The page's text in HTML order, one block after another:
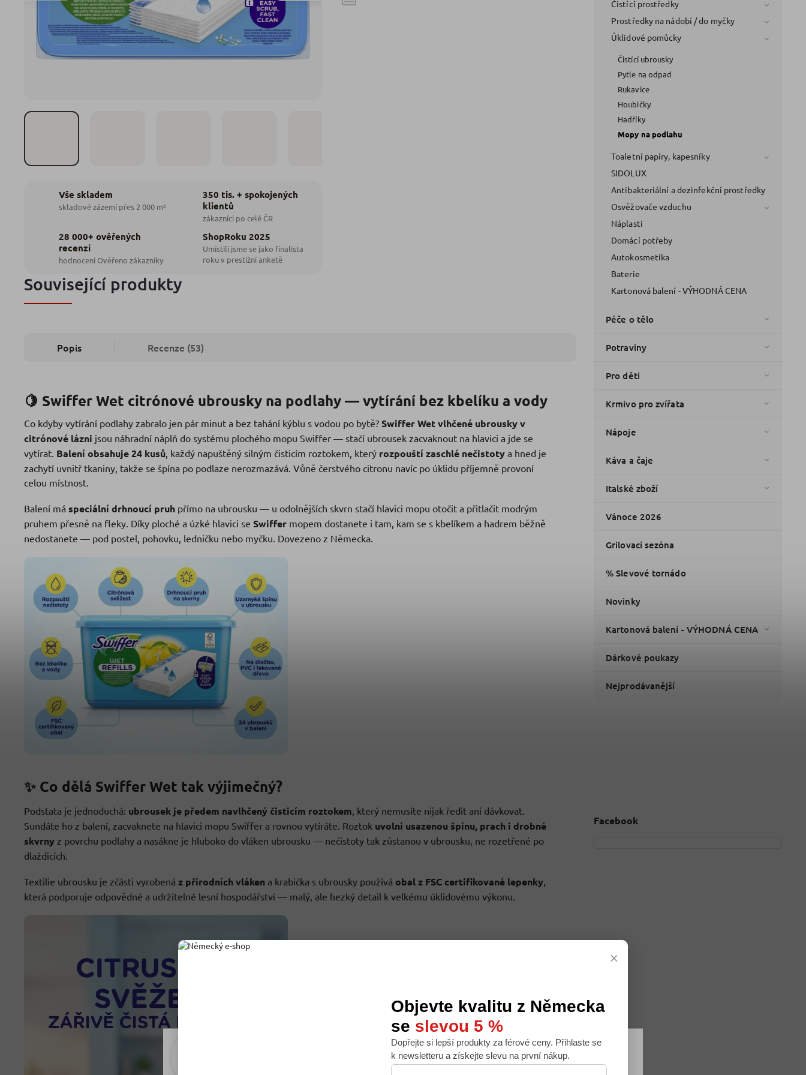
Rádi vám upravujeme nabídku na míru, ale abychom to zvládli, používáme k
tomu soubory cookie. Používáním tohoto webu s tím souhlasíte.
Souhlasím
Čistící prostředky
Prostředky na nádobí / do myčky
Úklidové pomůcky
Čistící ubrousky
Pytle na odpad
Rukavice
Houbičky
Hadříky
Mopy na podlahu
Toaletní papíry, kapesníky
SIDOLUX
Antibakteriální a dezinfekční prostředky
Osvěžovače vzduchu
Náplasti
Domácí potřeby
Autokosmetika
Baterie
Kartonová balení - VÝHODNÁ CENA
Péče o tělo
Potraviny
Pro děti
Krmivo pro zvířata
Nápoje
Káva a čaje
Italské zboží
Vánoce 2026
Grilovací sezóna
% Slevové tornádo
Novinky
Kartonová balení - VÝHODNÁ CENA
Dárkové poukazy
Nejprodávanější
Facebook
Vše skladem
skladové zázemí přes 2 000 m²
350 tis. + spokojených
klientů
zákazníci po celé ČR
28 000+ ověřených
recenzí
hodnocení Ověřeno zákazníky
ShopRoku 2025
Umístili jsme se jako finalista
roku v prestižní anketě
Související produkty
Popis Recenze (53)
🍋 Swiffer Wet citrónové ubrousky na podlahy — vytírání bez kbelíku a vody
Co kdyby vytírání podlahy zabralo jen pár minut a bez tahání kýblu s vodou po bytě? Swiffer Wet vlhčené ubrousky v
citrónové lázni jsou náhradní náplň do systému plochého mopu Swiffer — stačí ubrousek zacvaknout na hlavici a jde se
vytírat. Balení obsahuje 24 kusů , každý napuštěný silným čisticím roztokem, který rozpouští zaschlé nečistoty a hned je
zachytí uvnitř tkaniny, takže se špína po podlaze nerozmazává. Vůně čerstvého citronu navíc po úklidu příjemně provoní
celou místnost.
Balení má speciální drhnoucí pruh přímo na ubrousku — u odolnějších skvrn stačí hlavici mopu otočit a přitlačit modrým
pruhem přesně na fleky. Díky ploché a úzké hlavici se Swiffer mopem dostanete i tam, kam se s kbelíkem a hadrem běžně
nedostanete — pod postel, pohovku, ledničku nebo myčku. Dovezeno z Německa.
✨ Co dělá Swiffer Wet tak výjimečný?
Podstata je jednoduchá: ubrousek je předem navlhčený čisticím roztokem , který nemusíte nijak ředit ani dávkovat.
Sundáte ho z balení, zacvaknete na hlavici mopu Swiffer a rovnou vytíráte. Roztok uvolní usazenou špínu, prach i drobné
skvrny z povrchu podlahy a nasákne je hluboko do vláken ubrousku — nečistoty tak zůstanou v ubrousku, ne rozetřené po
dlaždicích.
Textilie ubrousku je zčásti vyrobená z přírodních vláken a krabička s ubrousky používá obal z FSC certifikované lepenky,
která podporuje odpovědné a udržitelné lesní hospodářství — malý, ale hezký detail k velkému úklidovému výkonu.
×
Objevte kvalitu z Německa
se slevou 5 %
Dopřejte si lepší produkty za férové ceny. Přihlaste se
k newsletteru a získejte slevu na první nákup.